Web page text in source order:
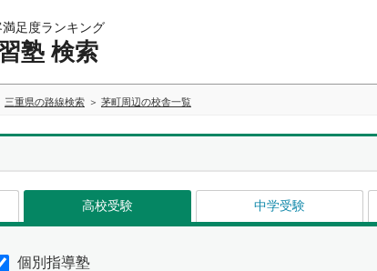
足度ランキング
塾 検索
三重県の路線検索 茅町周辺の校舎一覧
高校受験 中学受験
個別指導塾